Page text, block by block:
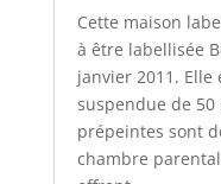
Cette maison
à être labellisée
janvier 2011. Elle
suspendue de 50
prépeintes sont
chambre